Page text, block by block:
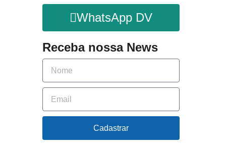
WhatsApp DV
Receba nossa News
Cadastrar